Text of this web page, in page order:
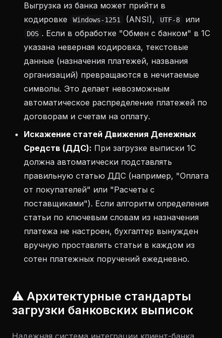
Выгрузка из банка может прийти в
кодировке
Windows-1251 (ANSI), UTF-8 или
DOS . Если в обработке "Обмен с банком" в 1С
указана неверная кодировка, текстовые
данные (назначения платежей, названия
организаций) превращаются в нечитаемые
символы. Это делает невозможным
автоматическое распределение платежей по
договорам и счетам на оплату.
Искажение статей Движения Денежных
Средств (ДДС): При загрузке выписки 1С
должна автоматически подставлять
правильную статью ДДС (например, "Оплата
от покупателей" или "Расчеты с
поставщиками"). Если алгоритм определения
статьи по ключевым словам из назначения
платежа не настроен, бухгалтер вынужден
вручную проставлять статьи в каждом из
сотен платежных поручений ежедневно.
⚠️ Архитектурные стандарты
загрузки банковских выписок
Надежная система интеграции клиент-банка